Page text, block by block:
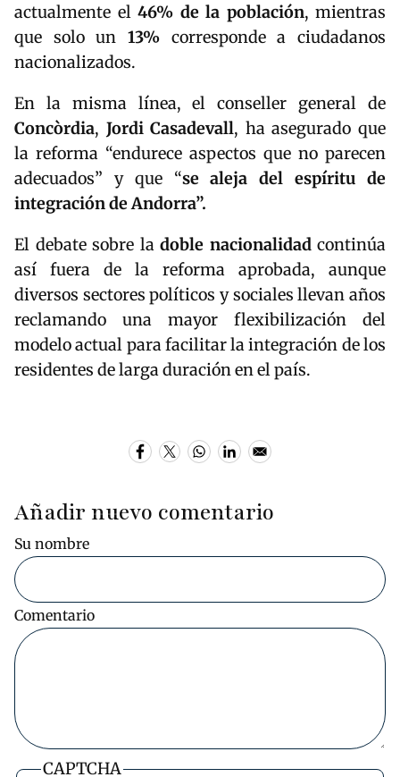
actualmente el 46% de la población, mientras
que solo un 13% corresponde a ciudadanos
nacionalizados.
En la misma línea, el conseller general de
Concòrdia, Jordi Casadevall, ha asegurado que
la reforma “endurece aspectos que no parecen
adecuados” y que “se aleja del espíritu de
integración de Andorra”.
El debate sobre la doble nacionalidad continúa
así fuera de la reforma aprobada, aunque
diversos sectores políticos y sociales llevan años
reclamando una mayor flexibilización del
modelo actual para facilitar la integración de los
residentes de larga duración en el país.
Añadir nuevo comentario
Su nombre
Comentario
CAPTCHA